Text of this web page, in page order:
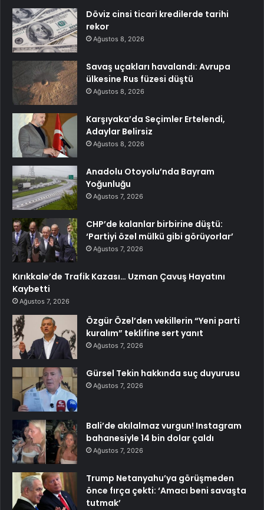
Döviz cinsi ticari kredilerde tarihi
rekor
Ağustos 8, 2026
Savaş uçakları havalandı: Avrupa
ülkesine Rus füzesi düştü
Ağustos 8, 2026
Karşıyaka’da Seçimler Ertelendi,
Adaylar Belirsiz
Ağustos 8, 2026
Anadolu Otoyolu’nda Bayram
Yoğunluğu
Ağustos 7, 2026
CHP’de kalanlar birbirine düştü:
‘Partiyi özel mülkü gibi görüyorlar’
Ağustos 7, 2026
Kırıkkale’de Trafik Kazası… Uzman Çavuş Hayatını
Kaybetti
Ağustos 7, 2026
Özgür Özel’den vekillerin “Yeni parti
kuralım” teklifine sert yanıt
Ağustos 7, 2026
Gürsel Tekin hakkında suç duyurusu
Ağustos 7, 2026
Bali’de akılalmaz vurgun! Instagram
bahanesiyle 14 bin dolar çaldı
Ağustos 7, 2026
Trump Netanyahu’ya görüşmeden
önce fırça çekti: ‘Amacı beni savaşta
tutmak’